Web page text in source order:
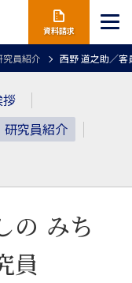
資料請求
究員紹介 西野 道之助／客
研究員紹介
みち
員